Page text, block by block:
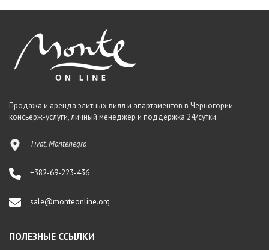
Продажа и аренда элитных вилл и апартаментов в Черногории,
консьерж-услуги, личный менеджер и поддержка 24/сутки.
Tivat, Montenegro
+382-69-223-436
sale@monteonline.org
ПОЛЕЗНЫЕ ССЫЛКИ